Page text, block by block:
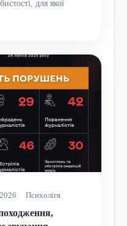
для якої
Психолігя